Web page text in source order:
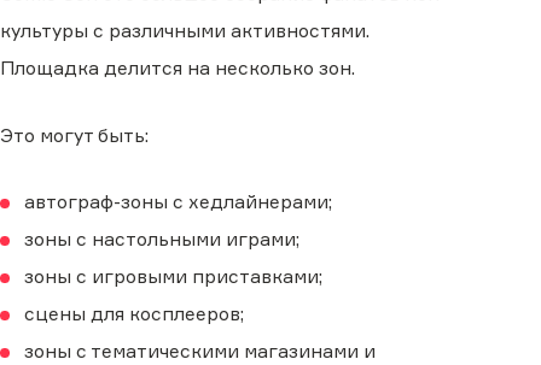
культуры с различными активностями.
Площадка делится на несколько зон.
Это могут быть:
автограф-зоны с хедлайнерами;
зоны с настольными играми;
зоны с игровыми приставками;
сцены для косплееров;
зоны с тематическими магазинами и